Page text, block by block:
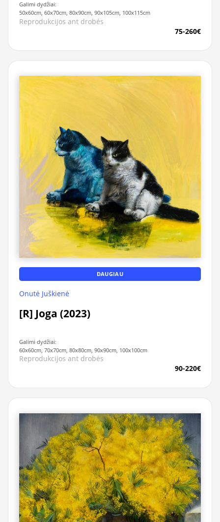
Galimi dydžiai:
50x60cm, 60x70cm, 80x90cm, 90x105cm, 100x115cm
Reprodukcijos ant drobės
75-260€
DAUGIAU
Onutė Juškienė
[R] Joga (2023)
Galimi dydžiai:
60x60cm, 70x70cm, 80x80cm, 90x90cm, 100x100cm
Reprodukcijos ant drobės
90-220€